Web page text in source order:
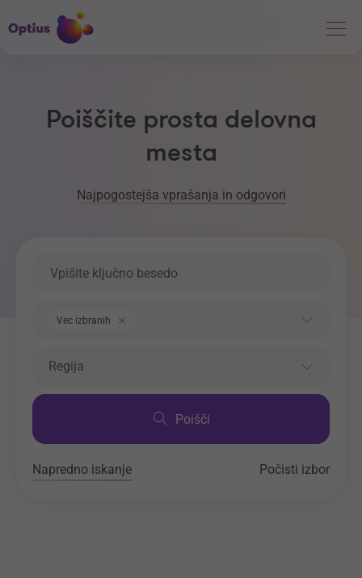
Poiščite prosta delovna
mesta
Najpogostejša vprašanja in odgovori
Vec izbranih
Regija
Poišči
Napredno iskanje Počisti izbor